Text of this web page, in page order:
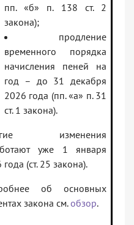
пп. «б» п. 138 ст. 2
закона);
продление
временного порядка
начисления пеней на
год – до 31 декабря
2026 года (пп. «а» п. 31
ст. 1 закона).
изменения
уже 1 января
(ст. 25 закона).
об основных
закона см.обзор.